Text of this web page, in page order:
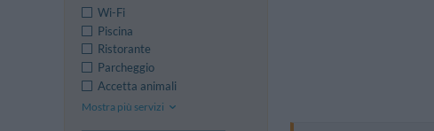
Wi-Fi
Piscina
Ristorante
Parcheggio
Accetta animali
Mostra più servizi